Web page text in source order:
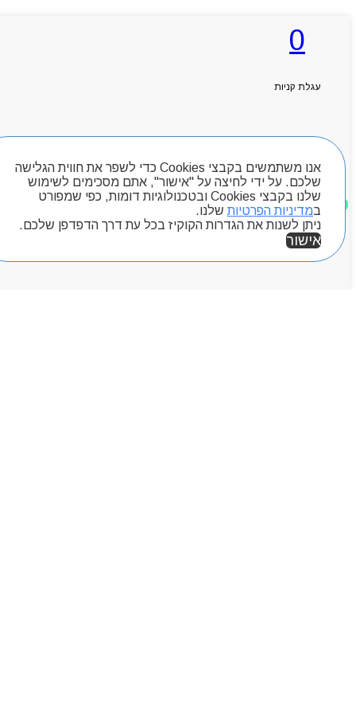
אנו משתמשים בקבצי Cookies כדי לשפר את חווית הגלישה
שלכם. על ידי לחיצה על "אישור", אתם מסכימים לשימוש
שלנו בקבצי Cookies ובטכנולוגיות דומות, כפי שמפורט
במדיניות הפרטיות שלנו.
ניתן לשנות את הגדרות הקוקיז בכל עת דרך הדפדפן שלכם.
אישור
0
עגלת קניות
חיפוש מוצרים
מוצרים שאהבתי
ראשי
קטלוג מוצרים
המגזין